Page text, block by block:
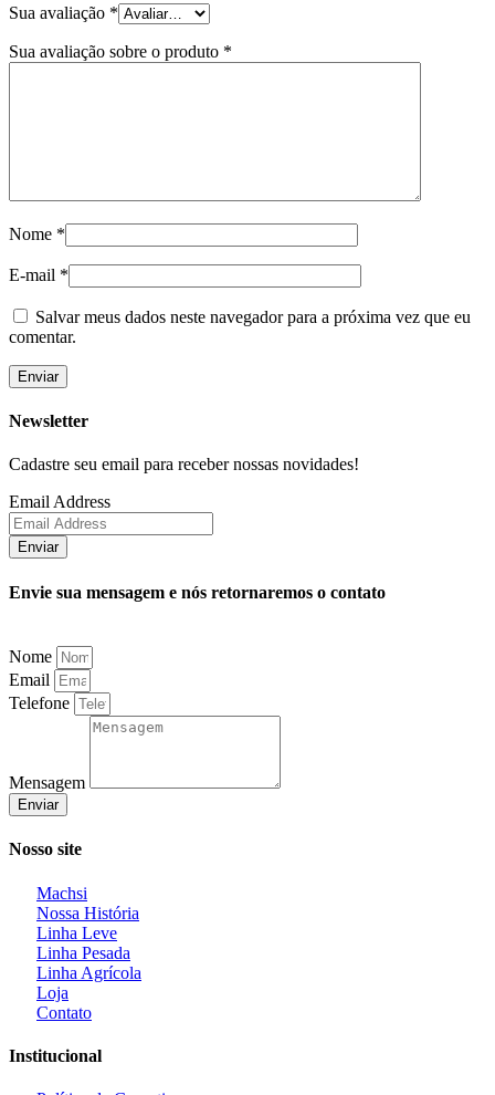
Sua avaliação *
Sua avaliação sobre o produto *
Nome *
E-mail *
Salvar meus dados neste navegador para a próxima vez que eu
comentar.
Newsletter
Cadastre seu email para receber nossas novidades!
Email Address
Enviar
Envie sua mensagem e nós retornaremos o contato
Nome
Email
Telefone
Mensagem
Enviar
Nosso site
Machsi
Nossa História
Linha Leve
Linha Pesada
Linha Agrícola
Loja
Contato
Institucional